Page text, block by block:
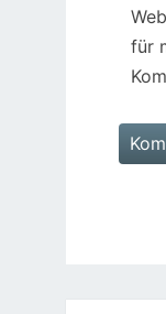
für